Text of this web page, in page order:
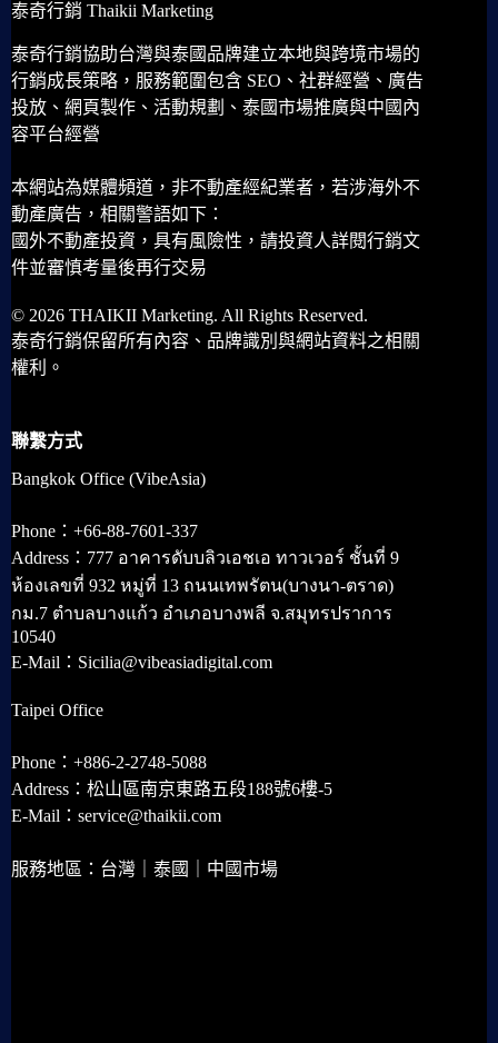
泰奇行銷 Thaikii Marketing
泰奇行銷協助台灣與泰國品牌建立本地與跨境市場的
行銷成長策略，服務範圍包含 SEO、社群經營、廣告
投放、網頁製作、活動規劃、泰國市場推廣與中國內
容平台經營
本網站為媒體頻道，非不動產經紀業者，若涉海外不
動產廣告，相關警語如下：
國外不動產投資，具有風險性，請投資人詳閱行銷文
件並審慎考量後再行交易
© 2026 THAIKII Marketing. All Rights Reserved.
泰奇行銷保留所有內容、品牌識別與網站資料之相關
權利。
聯繫方式
Bangkok Office (VibeAsia)
Phone：+66-88-7601-337
Address：777 อาคารดับบลิวเอชเอ ทาวเวอร์ ชั้นที่ 9
ห้องเลขที่ 932 หมู่ที่ 13 ถนนเทพรัตน(บางนา-ตราด)
กม.7 ตำบลบางแก้ว อำเภอบางพลี จ.สมุทรปราการ
10540
E-Mail：Sicilia@vibeasiadigital.com
Taipei Office
Phone：+886-2-2748-5088
Address：松山區南京東路五段188號6樓-5
E-Mail：service@thaikii.com
服務地區：台灣｜泰國｜中國市場